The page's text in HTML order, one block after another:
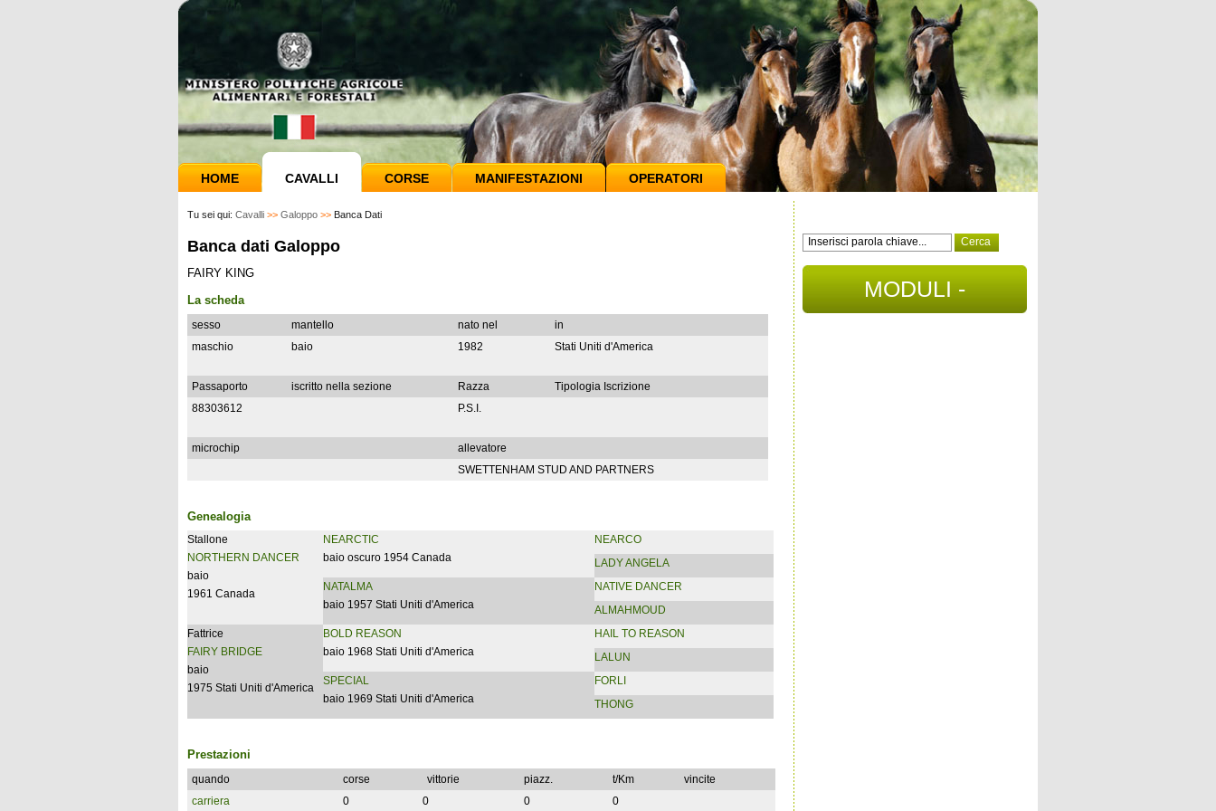
HOME CAVALLI CORSE MANIFESTAZIONI OPERATORI
Tu sei qui: Cavalli >> Galoppo >> Banca Dati
Banca dati Galoppo
FAIRY KING
La scheda
sesso mantello nato nel
in
maschio
baio 1982 Stati Uniti d'America
Passaporto iscritto nella sezione Razza
Tipologia Iscrizione
88303612
P.S.I.
microchip
allevatore
SWETTENHAM STUD AND PARTNERS
Genealogia
Stallone
NORTHERN DANCER
baio
1961 Canada
NEARCTIC
baio oscuro 1954 Canada
NATALMA
baio 1957 Stati Uniti d'America
NEARCO
LADY ANGELA
NATIVE DANCER
ALMAHMOUD
Fattrice
FAIRY BRIDGE
baio
1975 Stati Uniti d'America
BOLD REASON
baio 1968 Stati Uniti d'America
SPECIAL
baio 1969 Stati Uniti d'America
HAIL TO REASON
LALUN
FORLI
THONG
Prestazioni
quando corse vittorie piazz. t/Km
vincite
carriera
0 0 0 0
MODULI -